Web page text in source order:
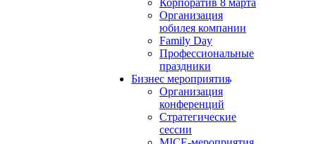
Корпоратив 8 марта
Организация
юбилея компании
Family Day
Профессиональные
праздники
Бизнес мероприятия
Организация
конференций
Стратегические
сессии